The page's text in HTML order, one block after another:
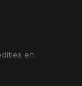
en